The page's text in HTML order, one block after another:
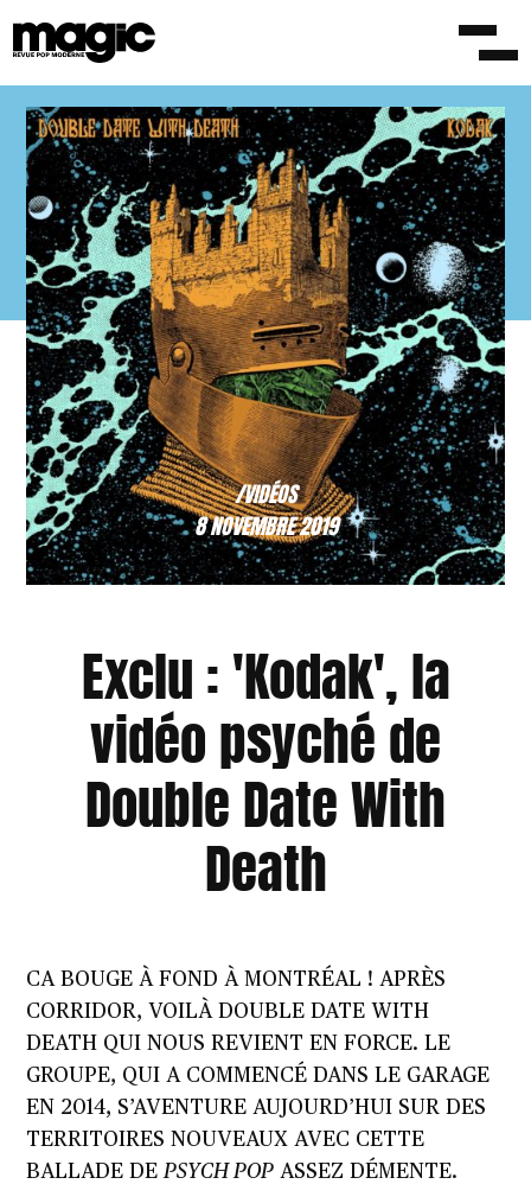
/VIDÉOS
8 NOVEMBRE 2019
Exclu : 'Kodak', la
vidéo psyché de
Double Date With
Death
CA BOUGE À FOND À MONTRÉAL ! APRÈS
CORRIDOR, VOILÀ DOUBLE DATE WITH
DEATH QUI NOUS REVIENT EN FORCE. LE
GROUPE, QUI A COMMENCÉ DANS LE GARAGE
EN 2014, S’AVENTURE AUJOURD’HUI SUR DES
TERRITOIRES NOUVEAUX AVEC CETTE
BALLADE DEPSYCH POP ASSEZ DÉMENTE.